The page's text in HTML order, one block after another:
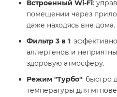
Встроенный Wi-Fi:
помещении через
даже находясь вне дома.
Фильтр 3 в 1:
аллергенов и
здоровую атмосферу.
Режим "Турбо": быстро
температуры для